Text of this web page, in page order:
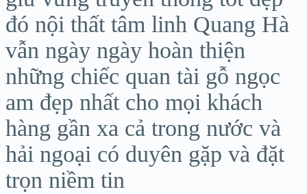
đó nội thất tâm linh Quang Hà
vẫn ngày ngày hoàn thiện
những chiếc quan tài gỗ ngọc
am đẹp nhất cho mọi khách
hàng gần xa cả trong nước và
hải ngoại có duyên gặp và đặt
trọn niềm tin